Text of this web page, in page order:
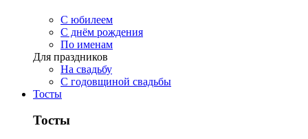
С юбилеем
С днём рождения
По именам
Для праздников
На свадьбу
С годовщиной свадьбы
Тосты
Тосты